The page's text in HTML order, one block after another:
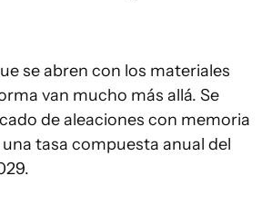
se abren con los materiales
van mucho más allá. Se
de aleaciones con memoria
tasa compuesta anual del